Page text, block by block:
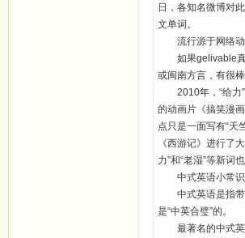
日，各知名微博对
文单词。
流行源于网络
如果gelivable真
或闽南方言，有很
2010年，“给力”
的动画片《搞笑漫
点只是一面写有“天
《西游记》进行了
力”和“老湿”等新词
中式英语小常识
中式英语是指带
是“中英合璧”的。
最著名的中式英